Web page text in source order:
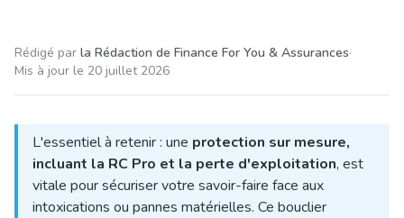
Rédigé par la Rédaction de Finance For You & Assurances·
Mis à jour le 20 juillet 2026
L'essentiel à retenir : une protection sur mesure,
incluant la RC Pro et la perte d'exploitation, est
vitale pour sécuriser votre savoir-faire face aux
intoxications ou pannes matérielles. Ce bouclier